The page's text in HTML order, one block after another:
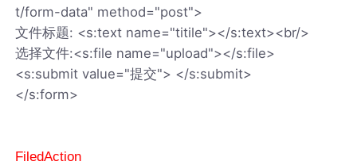
t/form-data" method="post">
文件标题: <s:text name="titile"></s:text><br/>
选择文件:<s:file name="upload"></s:file>
<s:submit value="提交"> </s:submit>
</s:form>
FiledAction